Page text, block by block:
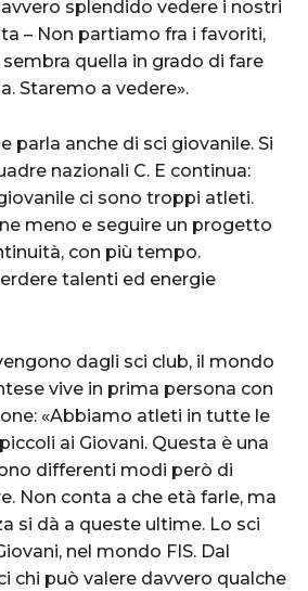
splendido vedere i nostri
– Non partiamo fra i favoriti,
quella in grado di fare
Staremo a vedere».
parla anche di sci giovanile. Si
nazionali C. E continua:
ci sono troppi atleti.
meno e seguire un progetto
con più tempo.
talenti ed energie
dagli sci club, il mondo
vive in prima persona con
«Abbiamo atleti in tutte le
ai Giovani. Questa è una
differenti modi però di
Non conta a che età farle, ma
si dà a queste ultime. Lo sci
nel mondo FIS. Dal
chi può valere davvero qualche